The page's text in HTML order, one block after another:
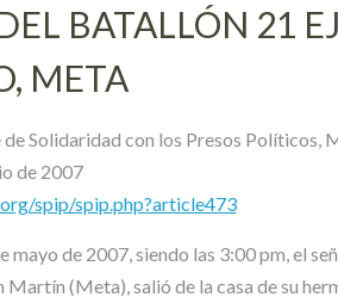
BATALLÓN 21
META
Solidaridad con los Presos
de 2007
spip/spip.php?article473
mayo de 2007, siendo las 3:00 pm, el
Martín (Meta), salió de la casa de su